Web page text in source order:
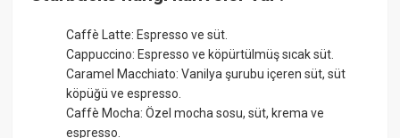
Caffè Latte: Espresso ve süt.
Cappuccino: Espresso ve köpürtülmüş sıcak süt.
Caramel Macchiato: Vanilya şurubu içeren süt, süt
köpüğü ve espresso.
Caffè Mocha: Özel mocha sosu, süt, krema ve
espresso.